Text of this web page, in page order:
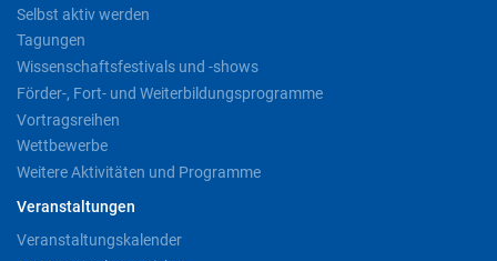
Selbst aktiv werden
Tagungen
Wissenschaftsfestivals und -shows
Förder-, Fort- und Weiterbildungsprogramme
Vortragsreihen
Wettbewerbe
Weitere Aktivitäten und Programme
Veranstaltungen
Veranstaltungskalender